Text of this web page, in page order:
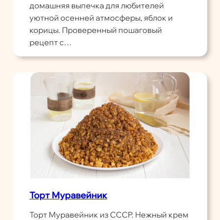
домашняя выпечка для любителей
уютной осенней атмосферы, яблок и
корицы. Проверенный пошаговый
рецепт с…
Торт Муравейник
Торт Муравейник из СССР. Нежный крем